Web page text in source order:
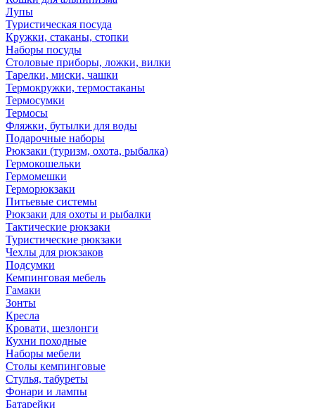
Лупы
Туристическая посуда
Кружки, стаканы, стопки
Наборы посуды
Столовые приборы, ложки, вилки
Тарелки, миски, чашки
Термокружки, термостаканы
Термосумки
Термосы
Фляжки, бутылки для воды
Подарочные наборы
Рюкзаки (туризм, охота, рыбалка)
Гермокошельки
Гермомешки
Герморюкзаки
Питьевые системы
Рюкзаки для охоты и рыбалки
Тактические рюкзаки
Туристические рюкзаки
Чехлы для рюкзаков
Подсумки
Кемпинговая мебель
Гамаки
Зонты
Кресла
Кровати, шезлонги
Кухни походные
Наборы мебели
Столы кемпинговые
Стулья, табуреты
Фонари и лампы
Батарейки